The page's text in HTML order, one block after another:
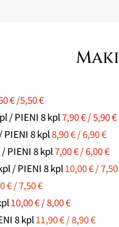
€ /5,50 €
/ PIENI 8 kpl7,90 € / 5,90 €
PIENI 8 kpl8,90 € / 6,90 €
/ PIENI 8 kpl7,00 € / 6,00 €
/ PIENI 8 kpl10,00 € /
€ / 7,50 €
10,00 € / 8,00 €
8 kpl11,90 € / 8,90 €